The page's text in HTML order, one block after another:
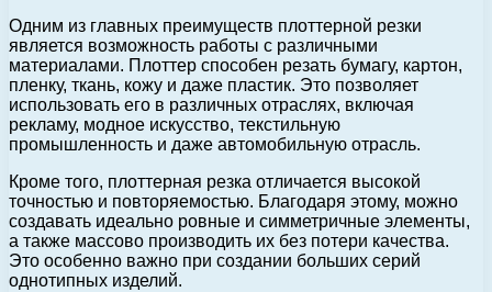
Одним из главных преимуществ плоттерной резки
является возможность работы с различными
материалами. Плоттер способен резать бумагу, картон,
пленку, ткань, кожу и даже пластик. Это позволяет
использовать его в различных отраслях, включая
рекламу, модное искусство, текстильную
промышленность и даже автомобильную отрасль.
Кроме того, плоттерная резка отличается высокой
точностью и повторяемостью. Благодаря этому, можно
создавать идеально ровные и симметричные элементы,
а также массово производить их без потери качества.
Это особенно важно при создании больших серий
однотипных изделий.